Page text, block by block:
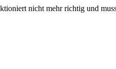
nicht mehr richtig und